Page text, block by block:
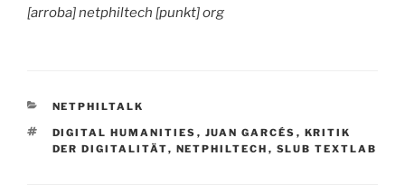
[arroba] netphiltech [punkt] org
KATEGORIEN
NETPHILTALK
SCHLAGWÖRTER
DIGITAL HUMANITIES , JUAN GARCÉS , KRITIK
DER DIGITALITÄT, NETPHILTECH , SLUB TEXTLAB